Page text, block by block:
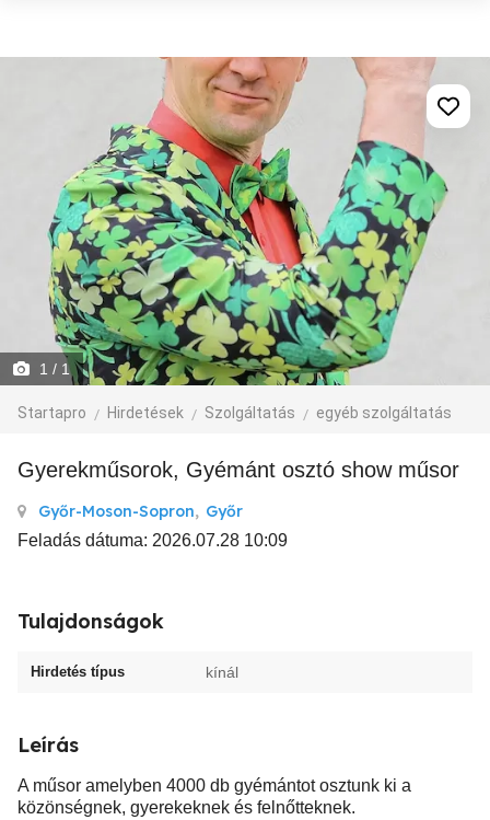
1 / 1
Startapro Hirdetések Szolgáltatás egyéb szolgáltatás
Gyerekműsorok, Gyémánt osztó show műsor
Győr-Moson-Sopron, Győr
Feladás dátuma: 2026.07.28 10:09
Tulajdonságok
Hirdetés típus kínál
Leírás
A műsor amelyben 4000 db gyémántot osztunk ki a
közönségnek, gyerekeknek és felnőtteknek.